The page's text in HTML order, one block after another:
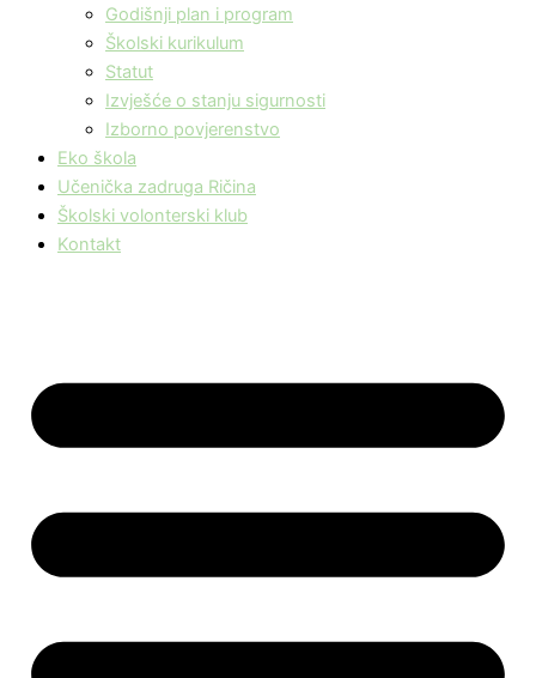
Godišnji plan i program
Školski kurikulum
Statut
Izvješće o stanju sigurnosti
Izborno povjerenstvo
Eko škola
Učenička zadruga Ričina
Školski volonterski klub
Kontakt